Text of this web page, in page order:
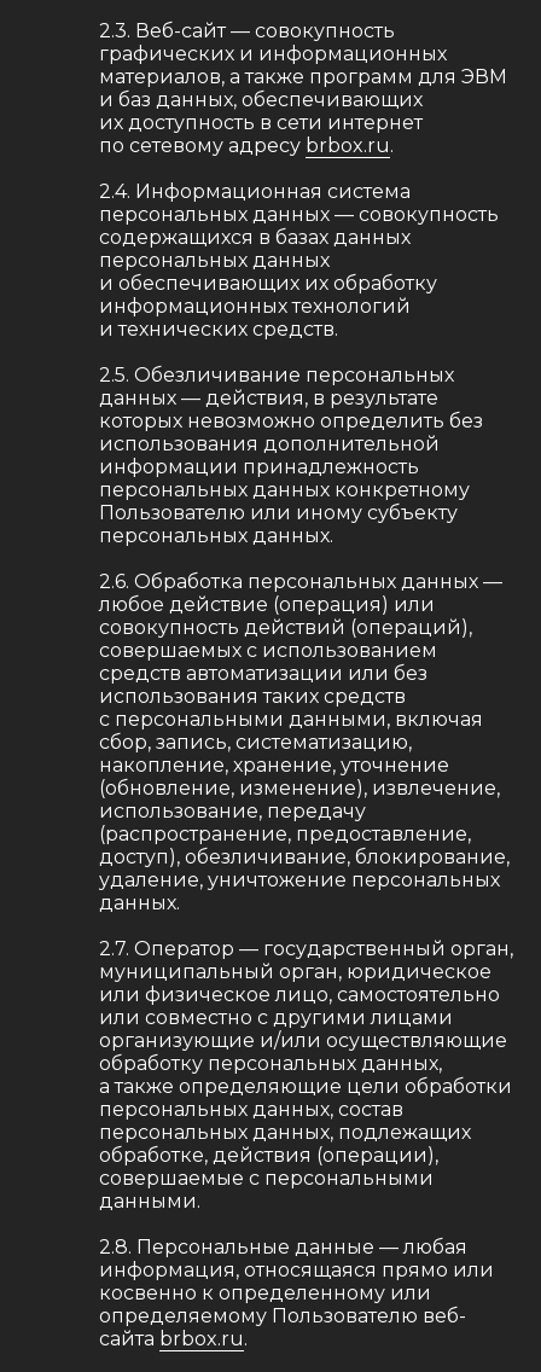
2.3. Веб-сайт — совокупность
графических и информационных
материалов, а также программ для ЭВМ
и баз данных, обеспечивающих
их доступность в сети интернет
по сетевому адресу brbox.ru.
2.4. Информационная система
персональных данных — совокупность
содержащихся в базах данных
персональных данных
и обеспечивающих их обработку
информационных технологий
и технических средств.
2.5. Обезличивание персональных
данных — действия, в результате
которых невозможно определить без
использования дополнительной
информации принадлежность
персональных данных конкретному
Пользователю или иному субъекту
персональных данных.
2.6. Обработка персональных данных —
любое действие (операция) или
совокупность действий (операций),
совершаемых с использованием
средств автоматизации или без
использования таких средств
с персональными данными, включая
сбор, запись, систематизацию,
накопление, хранение, уточнение
(обновление, изменение), извлечение,
использование, передачу
(распространение, предоставление,
доступ), обезличивание, блокирование,
удаление, уничтожение персональных
данных.
2.7. Оператор — государственный орган,
муниципальный орган, юридическое
или физическое лицо, самостоятельно
или совместно с другими лицами
организующие и/или осуществляющие
обработку персональных данных,
а также определяющие цели обработки
персональных данных, состав
персональных данных, подлежащих
обработке, действия (операции),
совершаемые с персональными
данными.
2.8. Персональные данные — любая
информация, относящаяся прямо или
косвенно к определенному или
определяемому Пользователю веб-
сайта brbox.ru.